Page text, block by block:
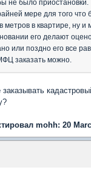
не было приостановки.
мере для того что
метров в квартире, ну и
его делают
или поздно его все
заказать можно.
mohh: 20